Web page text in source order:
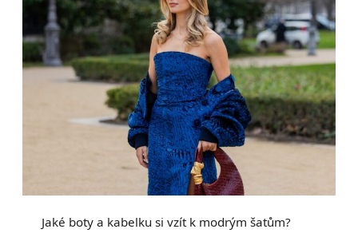
Jaké boty a kabelku si vzít k modrým šatům?